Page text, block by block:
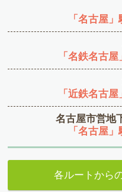
「名古屋」
「名鉄名古屋
「近鉄名古屋
名古屋市営地
「名古屋」
各ルートから